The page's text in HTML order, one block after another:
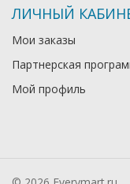
ЛИЧНЫЙ
Мои заказы
Партнерская
Мой профиль